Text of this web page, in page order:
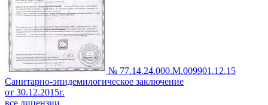
№ 77.14.24.000.М.009901.12.15
Санитарно-эпидемилогическое заключение
от 30.12.2015г.
все лицензии